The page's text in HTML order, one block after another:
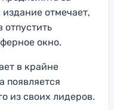
отмечает,
отпустить
окно.
в крайне
появляется
из своих лидеров.